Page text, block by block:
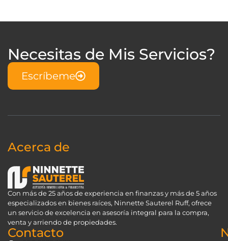
Necesitas de Mis Servicios?
Escríbeme
Acerca de
Con más de 25 años de experiencia en finanzas y más de 5 años
especializados en bienes raíces, Ninnette Sauterel Ruff, ofrece
un servicio de excelencia en asesoría integral para la compra,
venta y arriendo de propiedades.
Contacto